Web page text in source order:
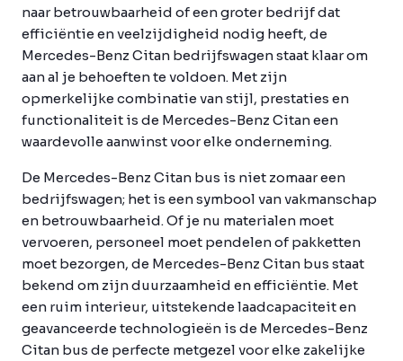
naar betrouwbaarheid of een groter bedrijf dat
efficiëntie en veelzijdigheid nodig heeft, de
Mercedes-Benz Citan bedrijfswagen staat klaar om
aan al je behoeften te voldoen. Met zijn
opmerkelijke combinatie van stijl, prestaties en
functionaliteit is de Mercedes-Benz Citan een
waardevolle aanwinst voor elke onderneming.
De Mercedes-Benz Citan bus is niet zomaar een
bedrijfswagen; het is een symbool van vakmanschap
en betrouwbaarheid. Of je nu materialen moet
vervoeren, personeel moet pendelen of pakketten
moet bezorgen, de Mercedes-Benz Citan bus staat
bekend om zijn duurzaamheid en efficiëntie. Met
een ruim interieur, uitstekende laadcapaciteit en
geavanceerde technologieën is de Mercedes-Benz
Citan bus de perfecte metgezel voor elke zakelijke